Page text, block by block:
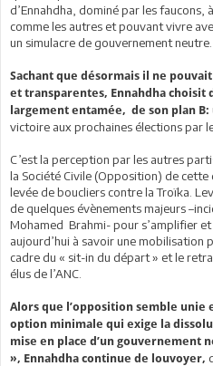
d’Ennahdha, dominé par les
comme les autres et pouvant vivre
un simulacre de gouvernement neutre.
Sachant que désormais il ne
et transparentes, Ennahdha choisit
largement entamée, de son plan B:
victoire aux prochaines élections par
C’est la perception par les autres
la Société Civile (Opposition) de
levée de boucliers contre la Troïka.
de quelques évènements majeurs
Mohamed Brahmi- pour s’amplifier
aujourd’hui à savoir une mobilisation
cadre du « sit-in du départ » et le
élus de l’ANC.
Alors que l’opposition semble unie
option minimale qui exige la
mise en place d’un gouvernement
», Ennahdha continue de louvoyer,